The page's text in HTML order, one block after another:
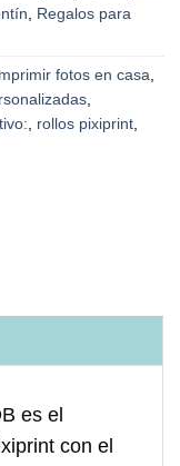
, Regalos para
fotos en casa,
,
, rollos pixiprint,
es el
con el